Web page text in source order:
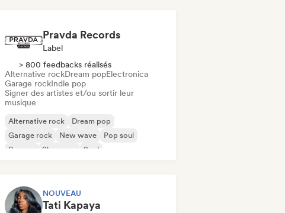
Pravda Records
Label
> 800 feedbacks réalisés
Alternative rockDream popElectronica
Garage rockIndie pop
Signer des artistes et/ou sortir leur
musique
Alternative rock
Dream pop
Garage rock
New wave
Pop soul
Reggae
Shoegaze Soul
NOUVEAU
Tati Kapaya